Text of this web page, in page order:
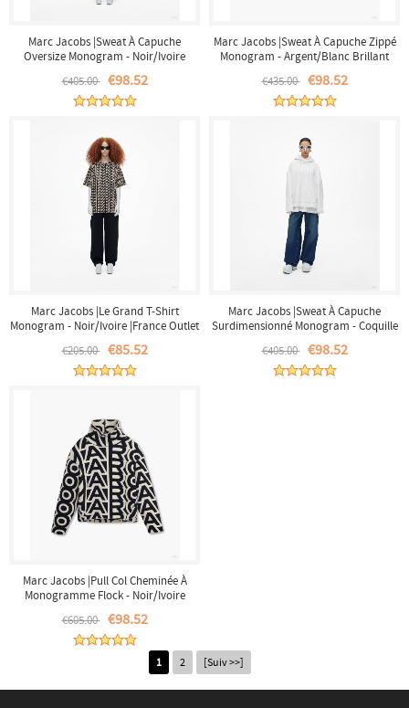
Marc Jacobs |Sweat À Capuche
Oversize Monogram - Noir/Ivoire
€405.00 €98.52
Marc Jacobs |Sweat À Capuche Zippé
Monogram - Argent/Blanc Brillant
€435.00 €98.52
Marc Jacobs |Le Grand T-Shirt
Monogram - Noir/Ivoire |France Outlet
€205.00 €85.52
Marc Jacobs |Sweat À Capuche
Surdimensionné Monogram - Coquille
€405.00 €98.52
Marc Jacobs |Pull Col Cheminée À
Monogramme Flock - Noir/Ivoire
€605.00 €98.52
1 2 [Suiv >>]